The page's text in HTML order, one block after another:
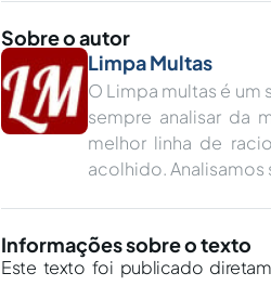
Sobre o autor
Limpa Multas
O Limpa multas é
sempre analisar da
melhor linha de
acolhido. Analisamos
Informações sobre o texto
Este texto foi publicado